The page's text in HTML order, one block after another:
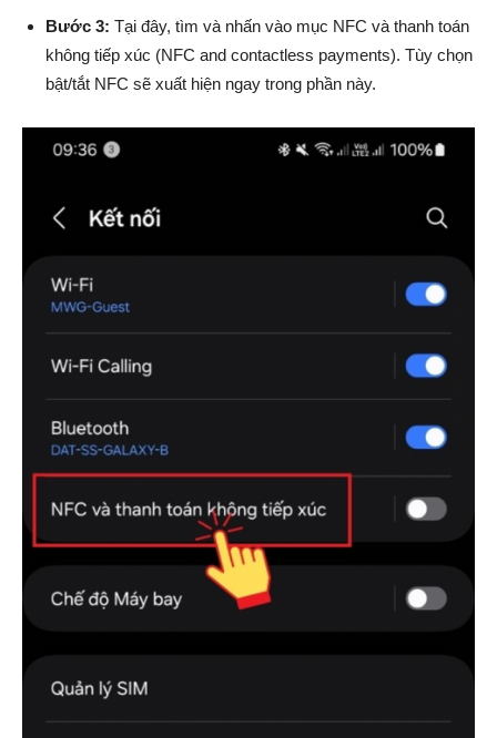
Bước 3: Tại đây, tìm và nhấn vào mục NFC và thanh toán
không tiếp xúc (NFC and contactless payments). Tùy chọn
bật/tắt NFC sẽ xuất hiện ngay trong phần này.